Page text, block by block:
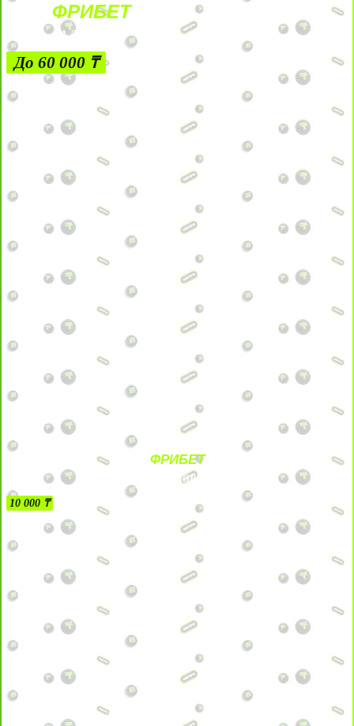
ФРИБЕТ
ЗА ДЕПОЗИТЫ
До 60 000 ₸
ФРИБЕТ
БЕЗ УСЛОВИЙ
10 000 ₸